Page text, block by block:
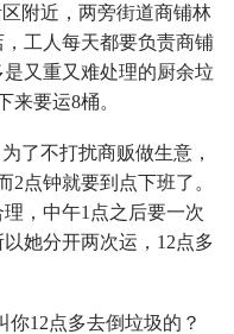
附近，两旁街道商铺林
工人每天都要负责商铺
又重又难处理的厨余垃
来要运8桶。
了不打扰商贩做生意，
2点钟就要到点下班了。
，中午1点之后要一次
她分开两次运，12点多
你12点多去倒垃圾的？